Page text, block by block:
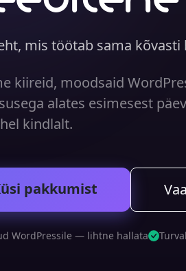
mis töötab sama kõvasti
kiireid, moodsaid
alates esimesest
kindlalt.
pakkumist
WordPressile — lihtne hallata